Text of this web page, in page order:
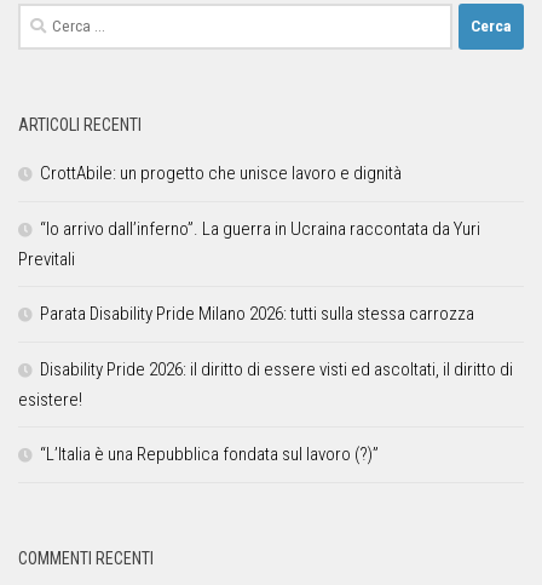
ARTICOLI RECENTI
CrottAbile: un progetto che unisce lavoro e dignità
“Io arrivo dall’inferno”. La guerra in Ucraina raccontata da Yuri
Previtali
Parata Disability Pride Milano 2026: tutti sulla stessa carrozza
Disability Pride 2026: il diritto di essere visti ed ascoltati, il diritto di
esistere!
“L’Italia è una Repubblica fondata sul lavoro (?)”
COMMENTI RECENTI